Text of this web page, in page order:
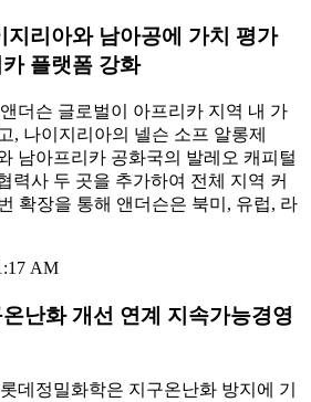
지리아와 남아공에 가치 평가
플랫폼 강화
더슨 글로벌이 아프리카 지역 내 가
, 나이지리아의 넬슨 소프 알롱제
남아프리카 공화국의 발레오 캐피털
력사 두 곳을 추가하여 전체 지역 커
확장을 통해 앤더슨은 북미, 유럽, 라
AM
난화 개선 연계 지속가능경영
데정밀화학은 지구온난화 방지에 기